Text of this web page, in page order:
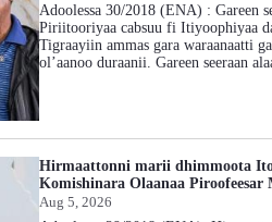
Adoolessa 30/2018 (ENA) : Gareen
Piriitooriyaa cabsuu fi Itiyoophiyaa
Tigraayiin ammas gara waraanaatti
ol’aanoo duraanii. Gareen seeraan
Shuumiin Waliigalaa duraanii Humna
uummanni Tigraay kana booda
kabajchiisuuf olola waraanaa oofaa
‘Tsimdo’ jedhamee waamamu
fi Shaabiyaadhaan qindaa'e ta'uu
Hirmaattonni marii dhimmoota
Komishinara Olaanaa Piroofeesar
Aug 5, 2026